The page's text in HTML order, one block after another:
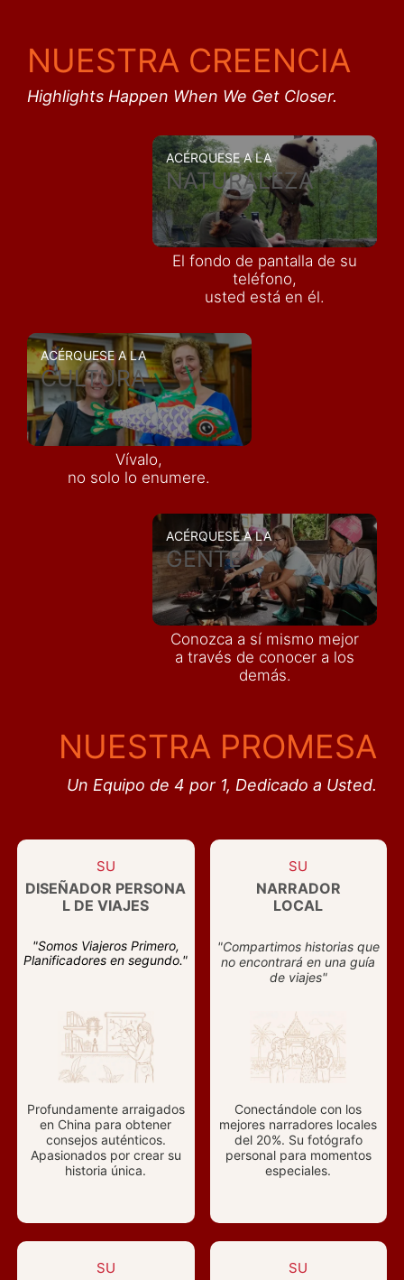
NUESTRA CREENCIA
Highlights Happen When We Get Closer.
ACÉRQUESE A LA
NATURALEZA
El fondo de pantalla de su
teléfono,
usted está en él.
ACÉRQUESE A LA
CULTURA
Vívalo,
no solo lo enumere.
ACÉRQUESE A LA
GENTE
Conozca a sí mismo mejor
a través de conocer a los
demás.
NUESTRA PROMESA
Un Equipo de 4 por 1, Dedicado a Usted.
SU
DISEÑADOR PERSONA
L DE VIAJES
"Somos Viajeros Primero,
Planificadores en segundo."
Profundamente arraigados
en China para obtener
consejos auténticos.
Apasionados por crear su
historia única.
SU
NARRADOR
LOCAL
"Compartimos historias que
no encontrará en una guía
de viajes"
Conectándole con los
mejores narradores locales
del 20%. Su fotógrafo
personal para momentos
especiales.
SU SU